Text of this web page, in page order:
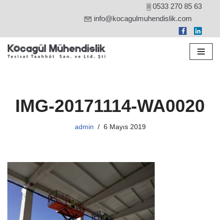
0533 270 85 63
info@kocagulmuhendislik.com
IMG-20171114-WA0020
admin 6 Mayıs 2019